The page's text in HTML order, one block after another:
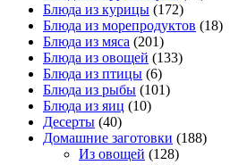
Блюда из курицы (172)
Блюда из морепродуктов (18)
Блюда из мяса (201)
Блюда из овощей (133)
Блюда из птицы (6)
Блюда из рыбы (101)
Блюда из яиц (10)
Десерты (40)
Домашние заготовки (188)
Из овощей (128)